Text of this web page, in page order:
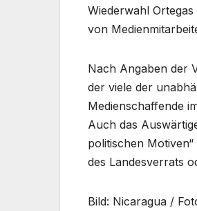
Wiederwahl
von
Nach Angaben der
der viele der
Medienschaffende
Auch das
politischen
des Landesverrats
Bild: Nicaragua /